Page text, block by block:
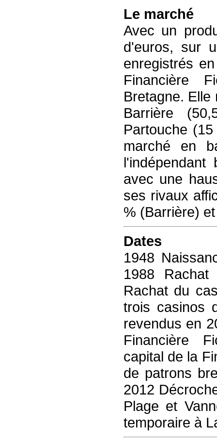
Le marché
Avec un
d'euros, sur
enregistrés
Financière
Bretagne.
Barrière
Partouche
marché en
avec une
ses rivaux
% (Barrière)
Dates
1948
1988
Rachat du
trois casinos
revendus en
Financière
capital de la
de patrons
2012
Plage et
temporaire à